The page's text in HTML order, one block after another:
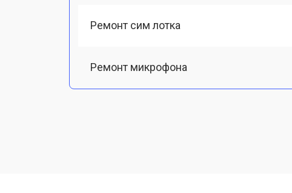
Ремонт сим лотка
Ремонт микрофона